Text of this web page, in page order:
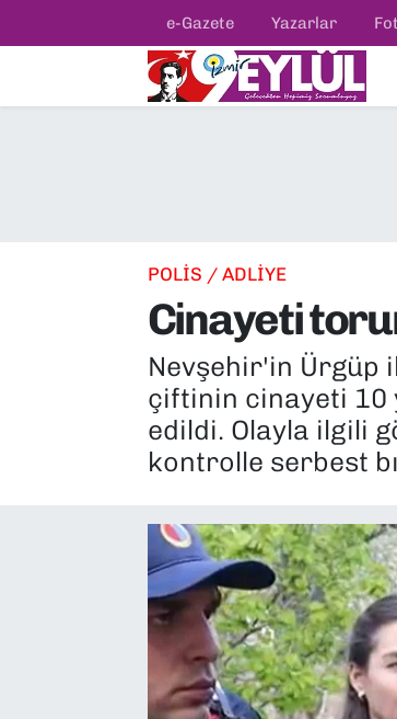
e-Gazete Yazarlar
POLİS / ADLİYE
Cinayeti
Nevşehir'in Ürgüp
çiftinin cinayeti 10
edildi. Olayla ilgili
kontrolle serbest
Resmi İlanlar
EKONOMİ
KÜLTÜR SANAT
MAGAZİN
TEKNOLOJİ
Konak Nöbetçi Eczaneler
Tüm Manşetler
Son Dakika Haberleri
Haber Arşivi